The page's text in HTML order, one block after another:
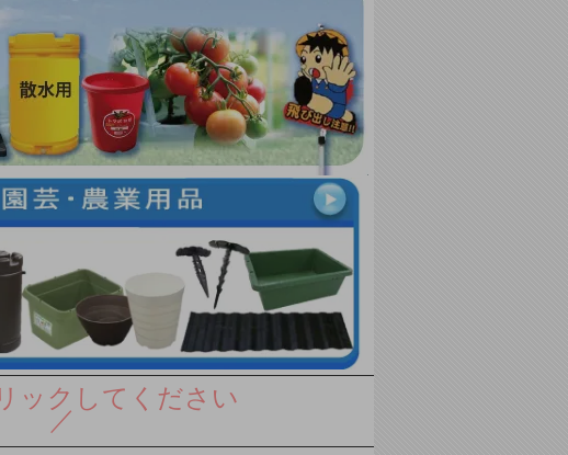
クしてください
／